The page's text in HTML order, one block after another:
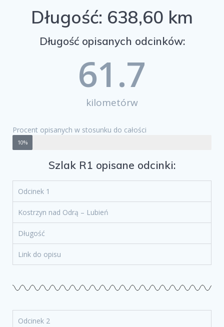
Długość: 638,60 km
Długość opisanych odcinków:
kilometórw
61.7
Procent opisanych w stosunku do całości
10%
Szlak R1 opisane odcinki:
Odcinek 1
Kostrzyn nad Odrą – Lubień
Długość
Link do opisu
Odcinek 2